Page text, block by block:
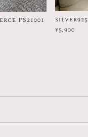
PS21001
¥5,900